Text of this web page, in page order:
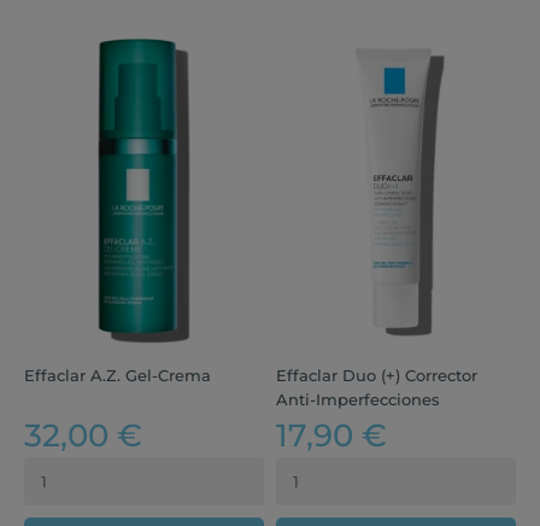
Effaclar A.Z. Gel-Crema
32,00 €
Effaclar Duo (+) Corrector
Anti-Imperfecciones
17,90 €